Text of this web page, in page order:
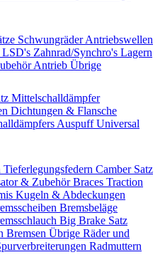
SchwungräderAntriebswellen
LSD's Zahnrad/Synchro's Lagern
Antrieb Übrige
Mittelschalldämpfer
Dichtungen & Flansche
Auspuff Universal
Tieferlegungsfedern Camber Satz
& ZubehörBraces Traction
Kugeln & Abdeckungen
Bremsbeläge
Big Brake Satz
Bremsen Übrige Räder und
Radmuttern